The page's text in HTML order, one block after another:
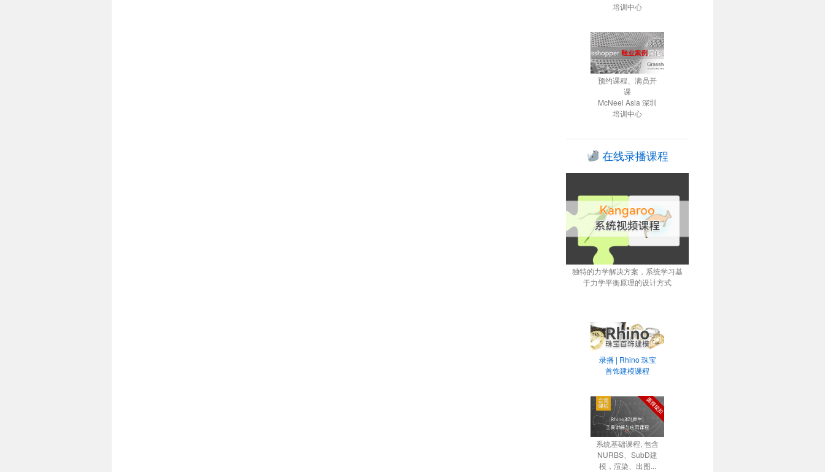
培训中心
预约课程、满员开
课
McNeel Asia 深圳
培训中心
在线录播课程
独特的力学解决方案，系统学习基
于力学平衡原理的设计方式
录播 | Rhino 珠宝
首饰建模课程
系统基础课程, 包含
NURBS、SubD建
模，渲染、出图...